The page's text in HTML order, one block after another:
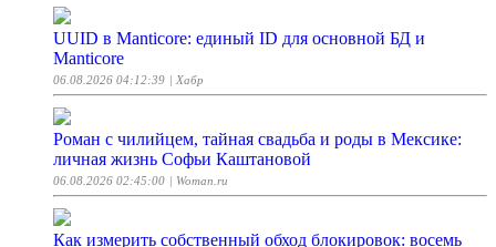
UUID в Manticore: единый ID для основной БД и
Manticore
06.08.2026 04:12:39 | Хабр
Роман с чилийцем, тайная свадьба и роды в Мексике:
личная жизнь Софьи Каштановой
06.08.2026 02:45:00 | Woman.ru
Как измерить собственный обход блокировок: восемь